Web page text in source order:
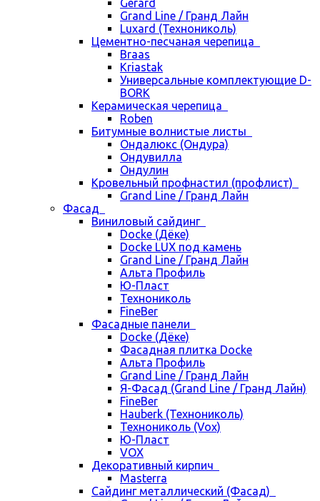
Gerard
Grand Line / Гранд Лайн
Luxard (Технониколь)
Цементно-песчаная черепица
Braas
Kriastak
Универсальные комплектующие D-
BORK
Керамическая черепица
Roben
Битумные волнистые листы
Ондалюкс (Ондура)
Ондувилла
Ондулин
Кровельный профнастил (профлист)
Grand Line / Гранд Лайн
Фасад
Виниловый сайдинг
Docke (Дёке)
Docke LUX под камень
Grand Line / Гранд Лайн
Альта Профиль
Ю-Пласт
Технониколь
FineBer
Фасадные панели
Docke (Дёке)
Фасадная плитка Docke
Альта Профиль
Grand Line / Гранд Лайн
Я-Фасад (Grand Line / Гранд Лайн)
FineBer
Hauberk (Технониколь)
Технониколь (Vox)
Ю-Пласт
VOX
Декоративный кирпич
Masterra
Сайдинг металлический (Фасад)